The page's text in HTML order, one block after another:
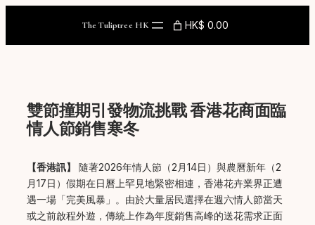
The Tuliptree HK HK$ 0.00
雙節撞期引發物流挑戰 香港花商面臨
情人節銷售寒冬
【香港訊】
隨著2026年情人節（2月14日）與農曆新年（2
月17日）假期在日曆上罕見地緊密相連，香港花卉業界正遭
遇一場「完美風暴」。由於大量居民選擇在週六情人節當天
或之前啟程外遊，傳統上作為年度銷售高峰的送花需求正面